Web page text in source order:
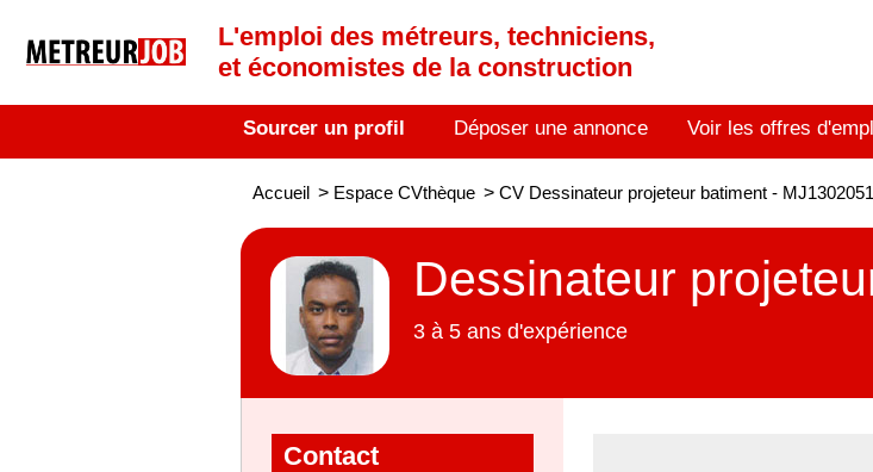
L'emploi des métreurs, techniciens,
et économistes de la construction
Sourcer un profil Déposer une annonce Voir les offres
Accueil > Espace CVthèque > CV Dessinateur projeteur batiment -
Dessinateur
3 à 5 ans d'expérience
Contact